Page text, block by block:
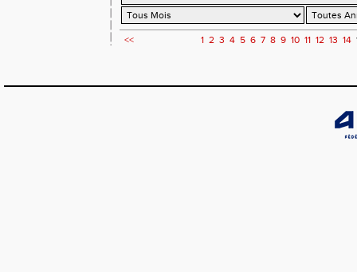
<< 1 2 3 4 5 6 7 8 9 10 11 12 13 14